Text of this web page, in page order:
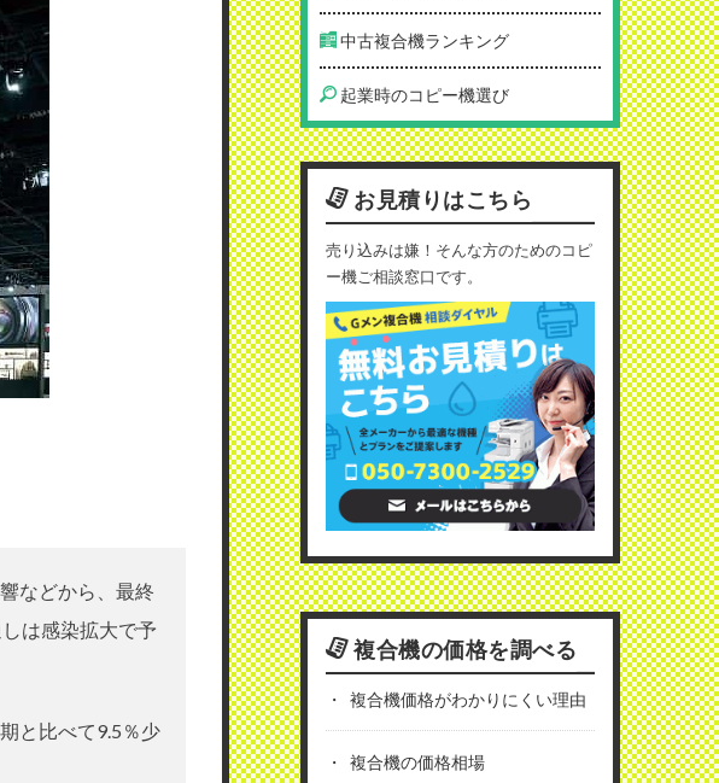
などから、最終
は感染拡大で予
と比べて9.5％少
中古複合機ランキング
起業時のコピー機選び
お見積りはこちら
売り込みは嫌！そんな方のためのコピ
ー機ご相談窓口です。
複合機の価格を調べる
複合機価格がわかりにくい理由
複合機の価格相場